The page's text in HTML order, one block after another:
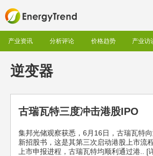
产业资讯 分析评论 价格趋势 产业访
逆变器
古瑞瓦特三度冲击港股IPO
集邦光储观察获悉，6月16日，古瑞瓦特
新招股书，这是其第三次启动港股上市流
上市申报进程，古瑞瓦特均顺利通过港.. [